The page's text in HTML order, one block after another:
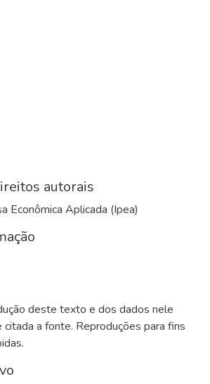
autorais
Econômica Aplicada (Ipea)
deste texto e dos dados nele
a fonte. Reproduções para fins